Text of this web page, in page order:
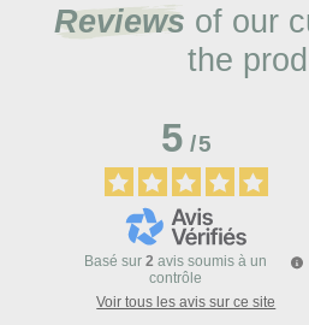
Reviews of our
the
5/5
Basé sur 2 avis soumis à un
contrôle
Voir tous les avis sur ce site